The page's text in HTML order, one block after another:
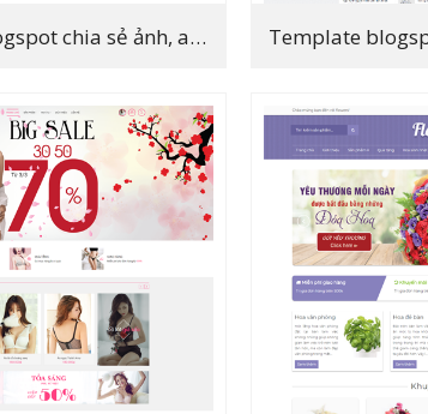
Template blogspot chia sẻ ảnh, album ảnh